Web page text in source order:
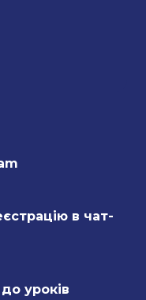
в чат-
уроків